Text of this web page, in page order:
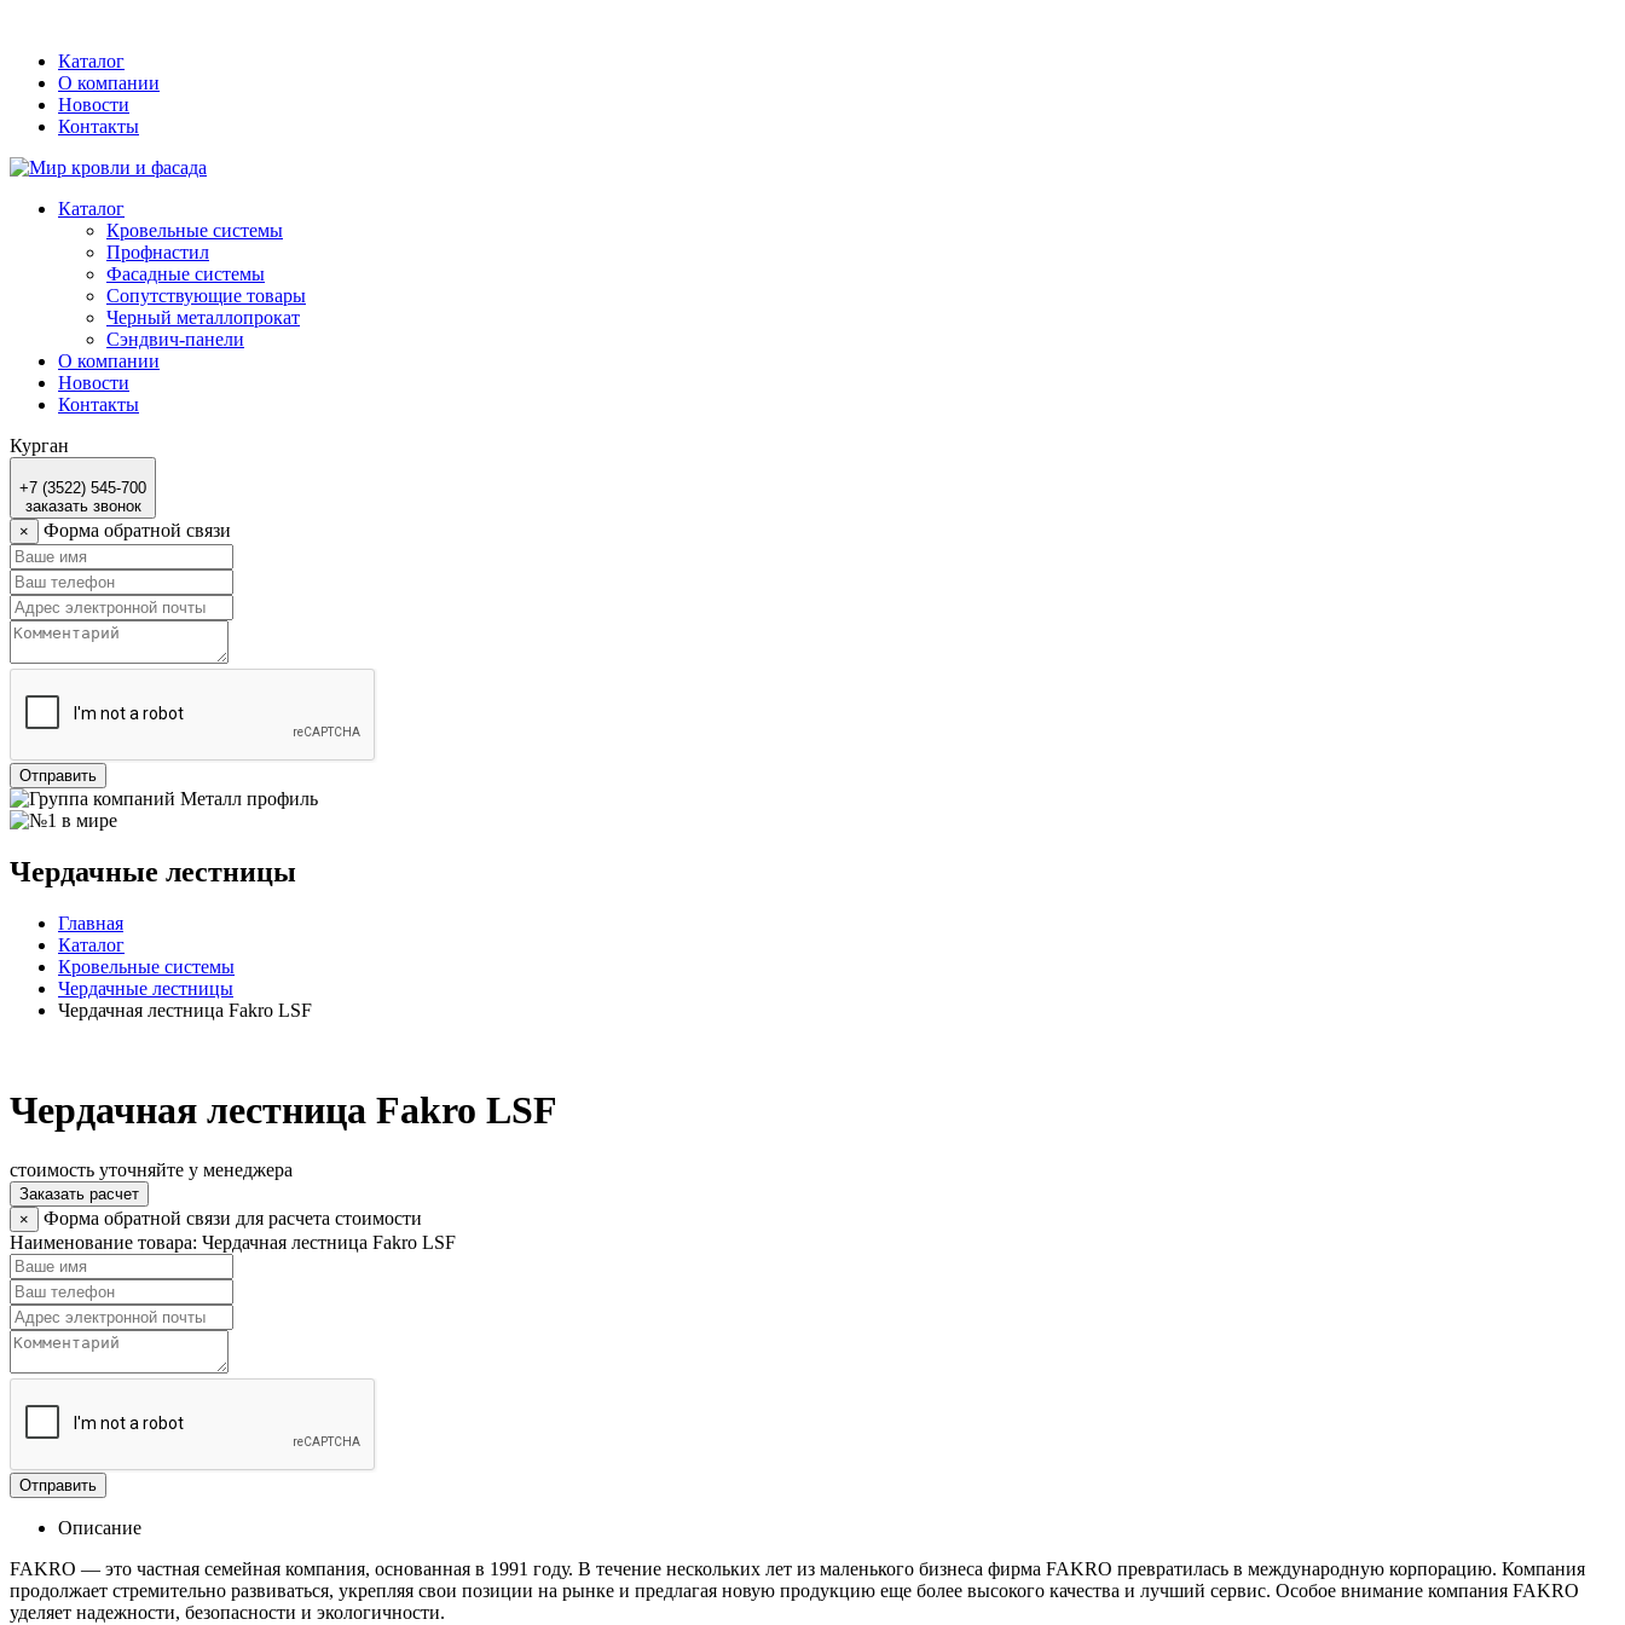
Каталог
О компании
Новости
Контакты
Каталог
Кровельные системы
Профнастил
Фасадные системы
Сопутствующие товары
Черный металлопрокат
Сэндвич-панели
О компании
Новости
Контакты
Курган
+7 (3522) 545-700
заказать звонок
×
Форма обратной связи
Отправить
Чердачные лестницы
Главная
Каталог
Кровельные системы
Чердачные лестницы
Чердачная лестница Fakro LSF
Чердачная лестница Fakro LSF
стоимость уточняйте у менеджера
Заказать расчет
×
Форма обратной связи для расчета стоимости
Наименование товара: Чердачная лестница Fakro LSF
Отправить
Описание
FAKRO — это частная семейная компания, основанная в 1991 году. В течение нескольких лет из маленького бизнеса фирма FAKRO превратилась в международную корпорацию. Компания
продолжает стремительно развиваться, укрепляя свои позиции на рынке и предлагая новую продукцию еще более высокого качества и лучший сервис. Особое внимание компания FAKRO
уделяет надежности, безопасности и экологичности.